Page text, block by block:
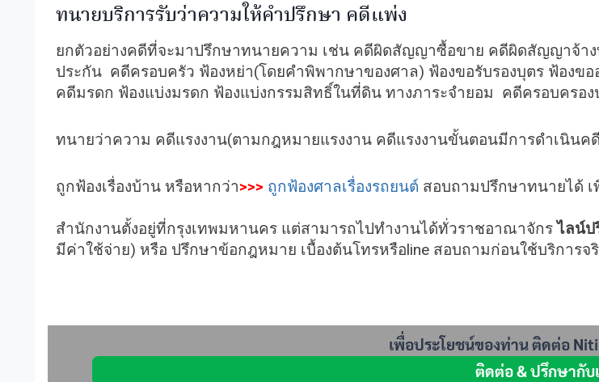
ทนายบริการรับว่าความให้คำปรึกษา คดีแพ่ง
ยกตัวอย่างคดีที่จะมาปรึกษาทนายความ เช่น คดีผิดสัญญาซื้อขาย คดีผิดสัญญาจ้า
ประกัน คดีครอบครัว ฟ้องหย่า(โดยคำพิพากษาของศาล) ฟ้องขอรับรองบุตร ฟ้องข
คดีมรดก ฟ้องแบ่งมรดก ฟ้องแบ่งกรรมสิทธิ์ในที่ดิน ทางภาระจำยอม คดีครอบครอง
ทนายว่าความ คดีแรงงาน(ตามกฎหมายแรงงาน คดีแรงงานขั้นตอนมีการดำเนินค
ถูกฟ้องเรื่องบ้าน หรือหากว่า>>> ถูกฟ้องศาลเรื่องรถยนต์ สอบถามปรึกษาทนายได้
สำนักงานตั้งอยู่ที่กรุงเทพมหานคร แต่สามารถไปทำงานได้ทั่วราชอาณาจักรไลน์ป
มีค่าใช้จ่าย) หรือ ปรึกษาข้อกฎหมาย เบื้องต้นโทรหรือline สอบถามก่อนใช้บริการจ
เพื่อประโยชน์ของท่าน ติดต่อ
ติดต่อ & ปรึกษากับ